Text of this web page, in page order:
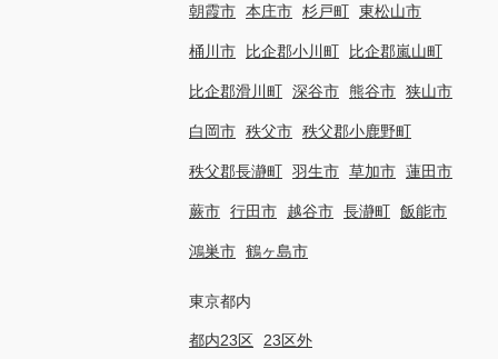
朝霞市 本庄市 杉戸町 東松山市
桶川市 比企郡小川町 比企郡嵐山町
比企郡滑川町 深谷市 熊谷市 狭山市
白岡市 秩父市 秩父郡小鹿野町
秩父郡長瀞町 羽生市 草加市 蓮田市
蕨市 行田市 越谷市 長瀞町 飯能市
鴻巣市 鶴ヶ島市
東京都内
都内23区 23区外